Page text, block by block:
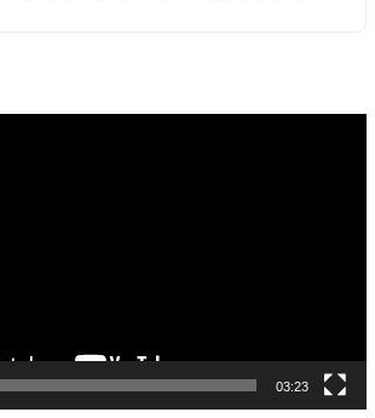
03:23